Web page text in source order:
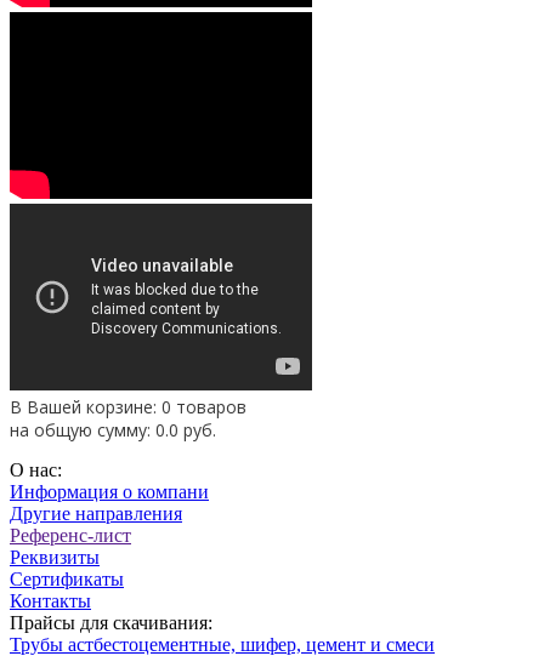
В Вашей корзине: 0 товаров
на общую сумму: 0.0 руб.
О нас:
Информация о компани
Другие направления
Референс-лист
Реквизиты
Сертификаты
Контакты
Прайсы для скачивания:
Трубы астбестоцементные, шифер, цемент и смеси